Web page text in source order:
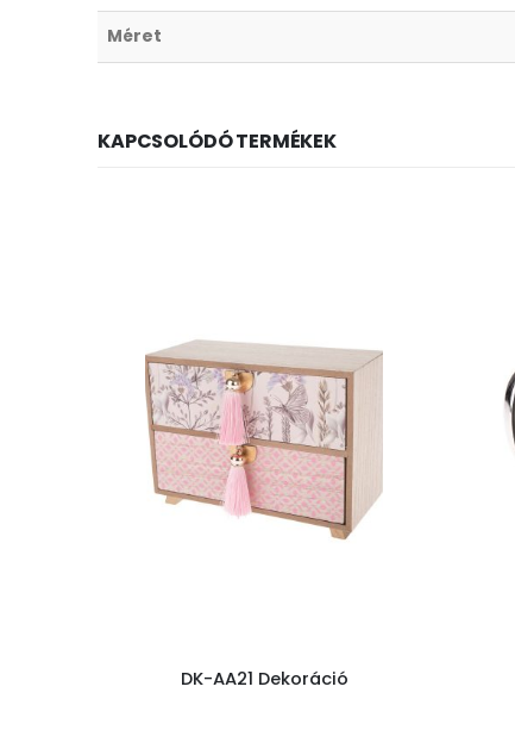
Méret
KAPCSOLÓDÓ TERMÉKEK
DK-AA21 Dekoráció